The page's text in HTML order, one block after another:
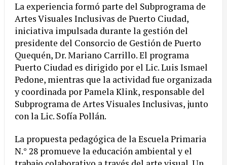
La experiencia formó parte del Subprograma de
Artes Visuales Inclusivas de Puerto Ciudad,
iniciativa impulsada durante la gestión del
presidente del Consorcio de Gestión de Puerto
Quequén, Dr. Mariano Carrillo. El programa
Puerto Ciudad es dirigido por el Lic. Luis Ismael
Pedone, mientras que la actividad fue organizada
y coordinada por Pamela Klink, responsable del
Subprograma de Artes Visuales Inclusivas, junto
con la Lic. Sofía Pollán.
La propuesta pedagógica de la Escuela Primaria
N.° 28 promueve la educación ambiental y el